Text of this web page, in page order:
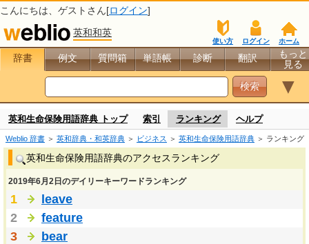
こんにちは、 ゲスト さん[ログイン]
英和和英
ホーム
ログイン
使い方
辞書 例文 質問箱 単語帳 診断 翻訳
もっと
見る
▼
英和生命保険用語辞典 トップ 索引 ランキング ヘルプ
Weblio 辞書 ＞ 英和辞典・和英辞典 ＞ ビジネス ＞ 英和生命保険用語辞典 ＞ ランキング
英和生命保険用語辞典のアクセスランキング
2019年6月2日のデイリーキーワードランキング
1
leave
2
feature
3
bear